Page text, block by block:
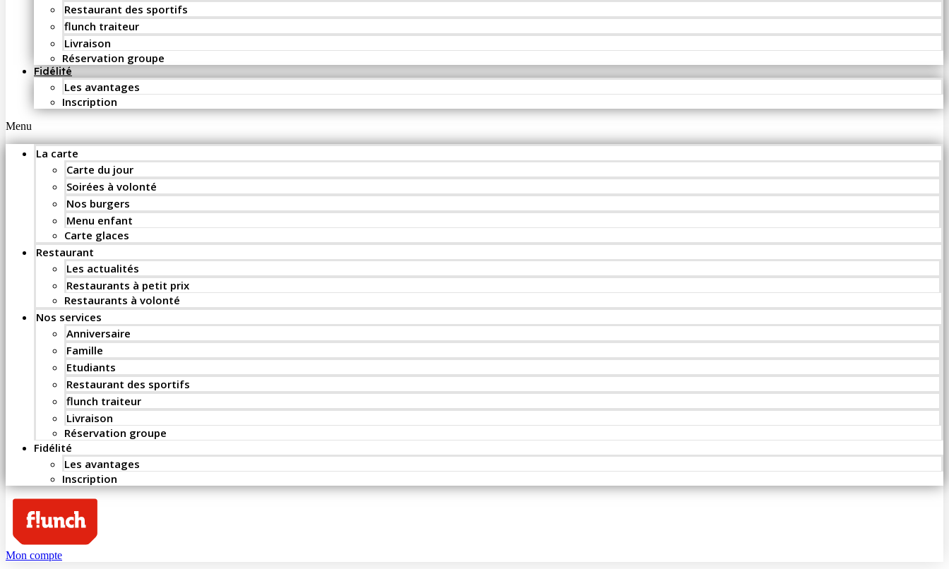
Restaurant des sportifs
flunch traiteur
Livraison
Réservation groupe
Fidélité
Les avantages
Inscription
Menu
La carte
Carte du jour
Soirées à volonté
Nos burgers
Menu enfant
Carte glaces
Restaurant
Les actualités
Restaurants à petit prix
Restaurants à volonté
Nos services
Anniversaire
Famille
Etudiants
Restaurant des sportifs
flunch traiteur
Livraison
Réservation groupe
Fidélité
Les avantages
Inscription
Mon compte